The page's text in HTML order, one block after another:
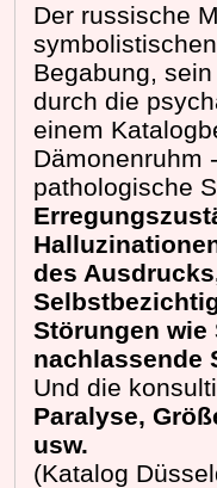
Der russische
Begabung,
durch die
einem
Dämonenruhm
pathologische
des
Störungen wie
nachlassende
Und die
Paralyse,
usw.
(Katalog